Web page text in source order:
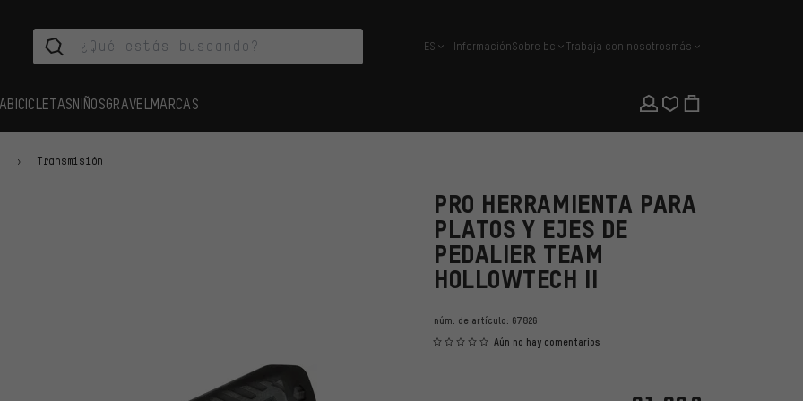
español
ES InformaciónSobre bc Trabaja con nosotrosmás
BICICLETASNIÑOSGRAVEL MARCAS
Transmisión
PRO HERRAMIENTA PARA
PLATOS Y EJES DE
PEDALIER TEAM
HOLLOWTECH II
núm. de artículo: 67826
Aún no hay comentarios